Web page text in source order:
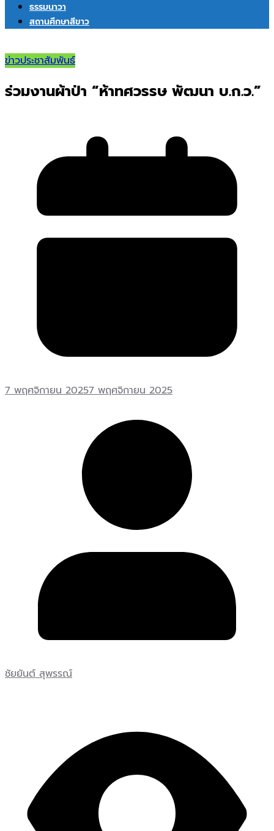
ธรรมนาวา
สถานศึกษาสีขาว
ข่าวประชาสัมพันธ์
ร่วมงานผ้าป่า “ห้าทศวรรษ พัฒนา บ.ก.ว.”
7 พฤศจิกายน 20257 พฤศจิกายน 2025
ชัยยันต์ สุพรรณ์